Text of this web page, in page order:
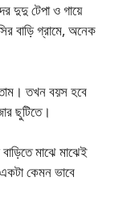
দুদু টেপা ও গায়ে
বাড়ি গ্রামে, অনেক
তখন বয়স হবে
ছুটিতে।
মাঝে মাঝেই
কেমন ভাবে